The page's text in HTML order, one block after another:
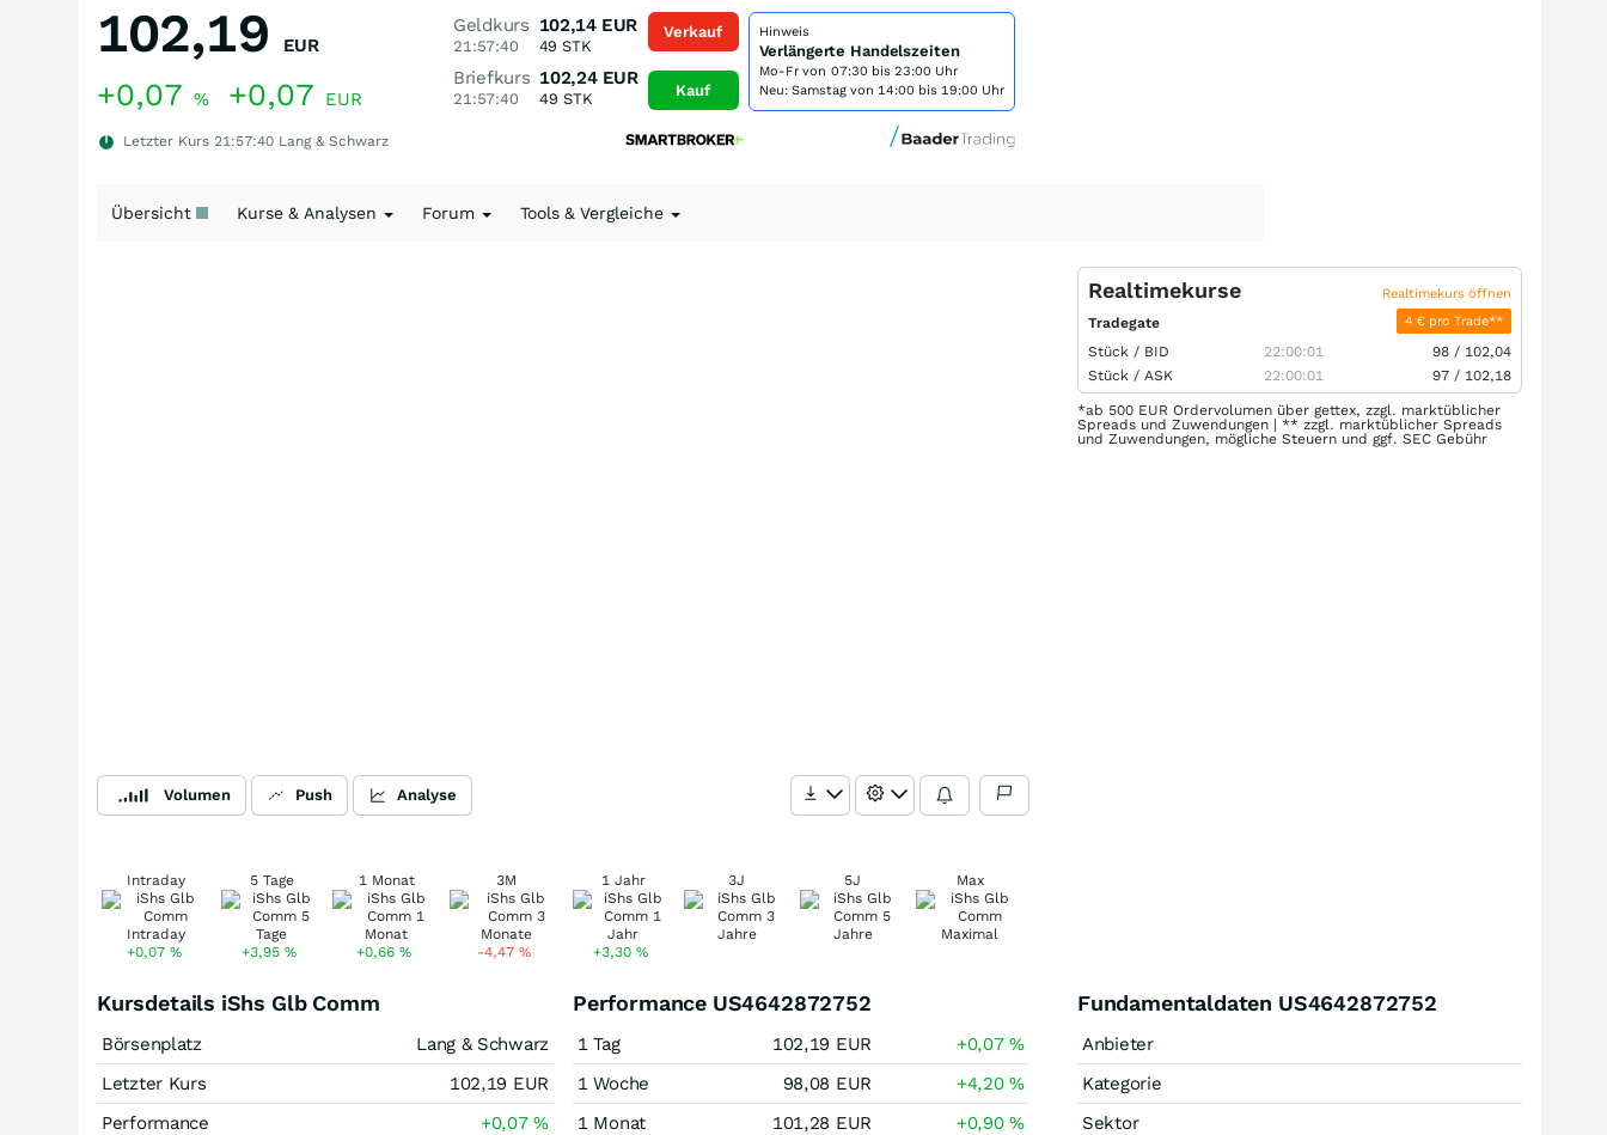
102,19 EUR
+0,07 % +0,07 EUR
Letzter Kurs 21:57:40 Lang & Schwarz
Geldkurs
21:57:40
102,14 EUR
49 STK
Briefkurs
21:57:40
102,24 EUR
49 STK
Verkauf
Kauf
Hinweis
Verlängerte Handelszeiten
Mo-Fr von 07:30 bis 23:00 Uhr
Neu: Samstag von 14:00 bis 19:00 Uhr
Übersicht Kurse & Analysen Forum Tools & Vergleiche
Volumen Push Analyse
Intraday
+0,07 %
5 Tage
+3,95%
1 Monat
+0,66%
3M
-4,47%
1 Jahr
+3,30%
3J 5J Max
Realtimekurse Realtimekurs öffnen
Tradegate 4 € pro Trade**
Stück / BID 22:00:01 98 / 102,04
Stück / ASK 22:00:01 97 / 102,18
*ab 500 EUR Ordervolumen über gettex, zzgl. marktüblicher
Spreads und Zuwendungen | ** zzgl. marktüblicher Spreads
und Zuwendungen, mögliche Steuern und ggf. SEC Gebühr
Kursdetails iShs Glb Comm
Börsenplatz
Lang & Schwarz
Letzter Kurs
102,19 EUR
Performance
+0,07%
Performance US4642872752
1 Tag 102,19 EUR +0,07%
1 Woche
98,08 EUR +4,20%
1 Monat
101,28 EUR +0,90%
Fundamentaldaten US4642872752
Anbieter
Kategorie
Sektor